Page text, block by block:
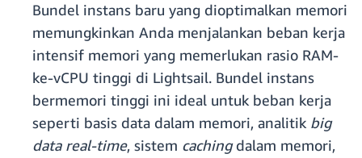
Bundel instans baru yang dioptimalkan memori
memungkinkan Anda menjalankan beban kerja
intensif memori yang memerlukan rasio RAM-
ke-vCPU tinggi di Lightsail. Bundel instans
bermemori tinggi ini ideal untuk beban kerja
seperti basis data dalam memori, analitik big
data real-time, sistem cachingdalam memori,